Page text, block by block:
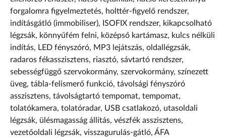
forgalomra figyelmeztetés, holttér-figyelő rendszer,
indításgátló (immobiliser), ISOFIX rendszer, kikapcsolható
légzsák, könnyűfém felni, középső kartámasz, kulcs nélküli
indítás, LED fényszóró, MP3 lejátszás, oldallégzsák,
radaros fékasszisztens, riasztó, sávtartó rendszer,
sebességfüggő szervokormány, szervokormány, színezett
üveg, tábla-felismerő funkció, távolsági fényszóró
asszisztens, távolságtartó tempomat, tempomat,
tolatókamera, tolatóradar, USB csatlakozó, utasoldali
légzsák, ülésmagasság állítás, vészfék asszisztens,
vezetőoldali légzsák, visszagurulás-gátló, ÁFA